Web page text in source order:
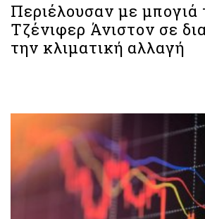
Περιέλουσαν με μπογιά
Τζένιφερ Άνιστον σε
την κλιματική αλλαγή